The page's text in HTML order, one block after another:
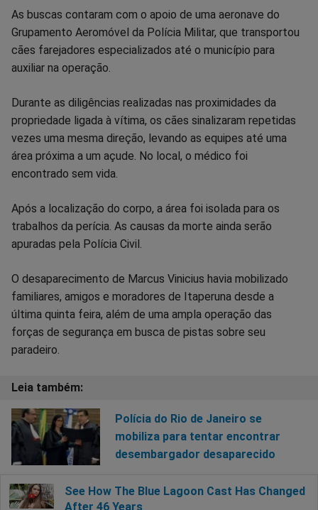
As buscas contaram com o apoio de uma aeronave do
Grupamento Aeromóvel da Polícia Militar, que transportou
cães farejadores especializados até o município para
auxiliar na operação.
Durante as diligências realizadas nas proximidades da
propriedade ligada à vítima, os cães sinalizaram repetidas
vezes uma mesma direção, levando as equipes até uma
área próxima a um açude. No local, o médico foi
encontrado sem vida.
Após a localização do corpo, a área foi isolada para os
trabalhos da perícia. As causas da morte ainda serão
apuradas pela Polícia Civil.
O desaparecimento de Marcus Vinicius havia mobilizado
familiares, amigos e moradores de Itaperuna desde a
última quinta feira, além de uma ampla operação das
forças de segurança em busca de pistas sobre seu
paradeiro.
Polícia do Rio de Janeiro se
mobiliza para tentar encontrar
desembargador desaparecido